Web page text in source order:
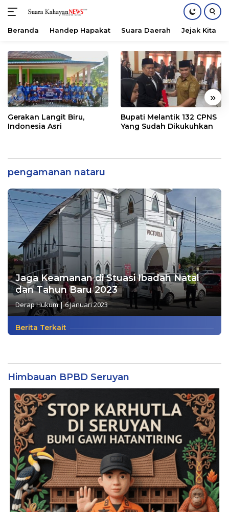
konten
Beranda Handep Hapakat Suara Daerah Jejak Kita
« »
Gerakan Langit Biru,
Indonesia Asri
Bupati Melantik 132 CPNS
Yang Sudah Dikukuhkan
pengamanan nataru
Jaga Keamanan di Stuasi Ibadah Natal
dan Tahun Baru 2023
Derap Hukum|6 Januari 2023
Berita Terkait
Himbauan BPBD Seruyan